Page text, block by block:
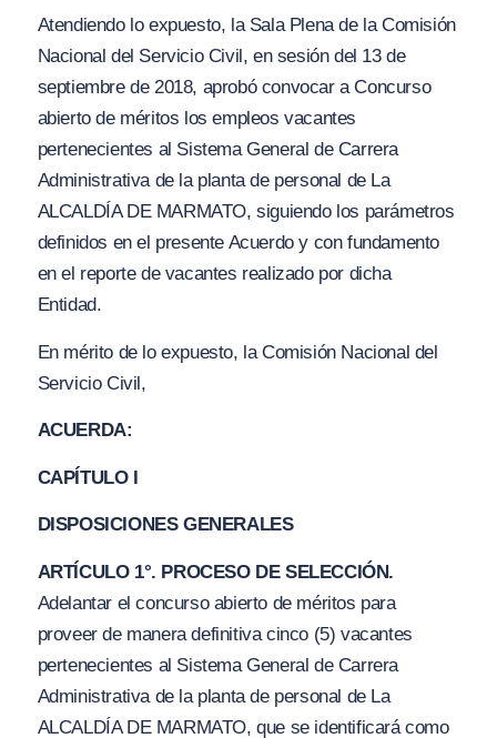
Atendiendo lo expuesto, la Sala Plena de la Comisión
Nacional del Servicio Civil, en sesión del 13 de
septiembre de 2018, aprobó convocar a Concurso
abierto de méritos los empleos vacantes
pertenecientes al Sistema General de Carrera
Administrativa de la planta de personal de La
ALCALDÍA DE MARMATO, siguiendo los parámetros
definidos en el presente Acuerdo y con fundamento
en el reporte de vacantes realizado por dicha
Entidad.
En mérito de lo expuesto, la Comisión Nacional del
Servicio Civil,
ACUERDA:
CAPÍTULO I
DISPOSICIONES GENERALES
ARTÍCULO 1°. PROCESO DE SELECCIÓN.
Adelantar el concurso abierto de méritos para
proveer de manera definitiva cinco (5) vacantes
pertenecientes al Sistema General de Carrera
Administrativa de la planta de personal de La
ALCALDÍA DE MARMATO, que se identificará como